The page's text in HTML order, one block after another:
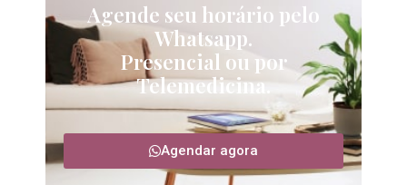
Agende seu horário pelo
Whatsapp.
Presencial ou por
Telemedicina.
Agendar agora